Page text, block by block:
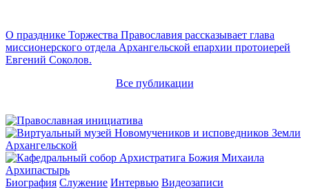
О празднике Торжества Православия рассказывает глава
миссионерского отдела Архангельской епархии протоиерей
Евгений Соколов.
Все публикации
Архипастырь
Биография Служение Интервью Видеозаписи